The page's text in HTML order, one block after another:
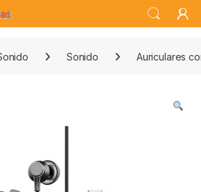
Sonido Auriculares